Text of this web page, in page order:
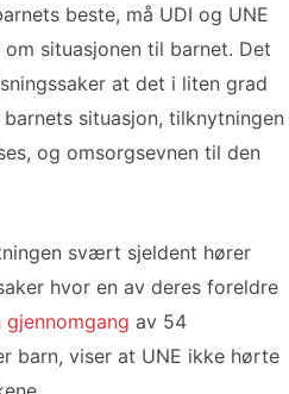
beste, må UDI og UNE
situasjonen til barnet. Det
at det i liten grad
situasjon, tilknytningen
og omsorgsevnen til den
svært sjeldent hører
hvor en av deres foreldre
gjennomgang av 54
barn, viser at UNE ikke hørte